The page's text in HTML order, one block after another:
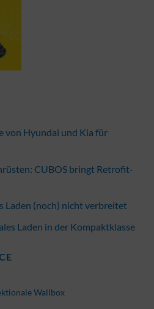
von Hyundai und Kia für
CUBOS bringt Retrofit-
Laden (noch) nicht verbreitet
Laden in der Kompaktklasse
Wallbox